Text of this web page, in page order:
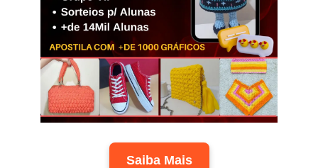
Saiba Mais